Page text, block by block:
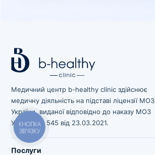
Медичний центр b-healthy clinic здійснює
медичну діяльність на підставі ліцензії МОЗ
України, виданої відповідно до наказу МОЗ
України № 545 від 23.03.2021.
Послуги
КНОПКА
ЗВ'ЯЗКУ